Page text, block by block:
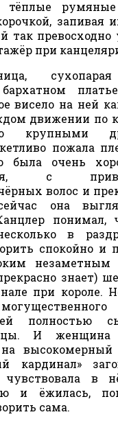
тёплые
запивая
так превосходно
при
висело на ней
движении по
крупными
пожала
была очень
с
волос и
она
в
спокойно и
незаметным
знает)
при короле.
полностью
И
на
кардинал»
чувствовала в
и ёжилась,
сама.